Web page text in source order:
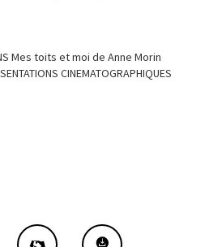
Mes toits et moi de Anne Morin
CINEMATOGRAPHIQUES